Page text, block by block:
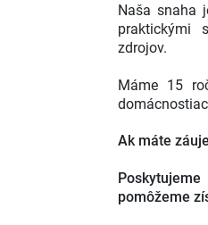
Naša snaha
praktickými
zdrojov.
Máme 15
Ak máte
pomôžeme